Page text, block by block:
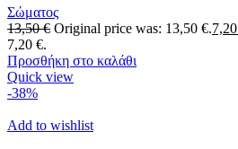
Σώματος
13,50€ Original price was: 13,50 €.7,20
7,20 €.
Προσθήκη στο καλάθι
Quick view
-38%
Add to wishlist